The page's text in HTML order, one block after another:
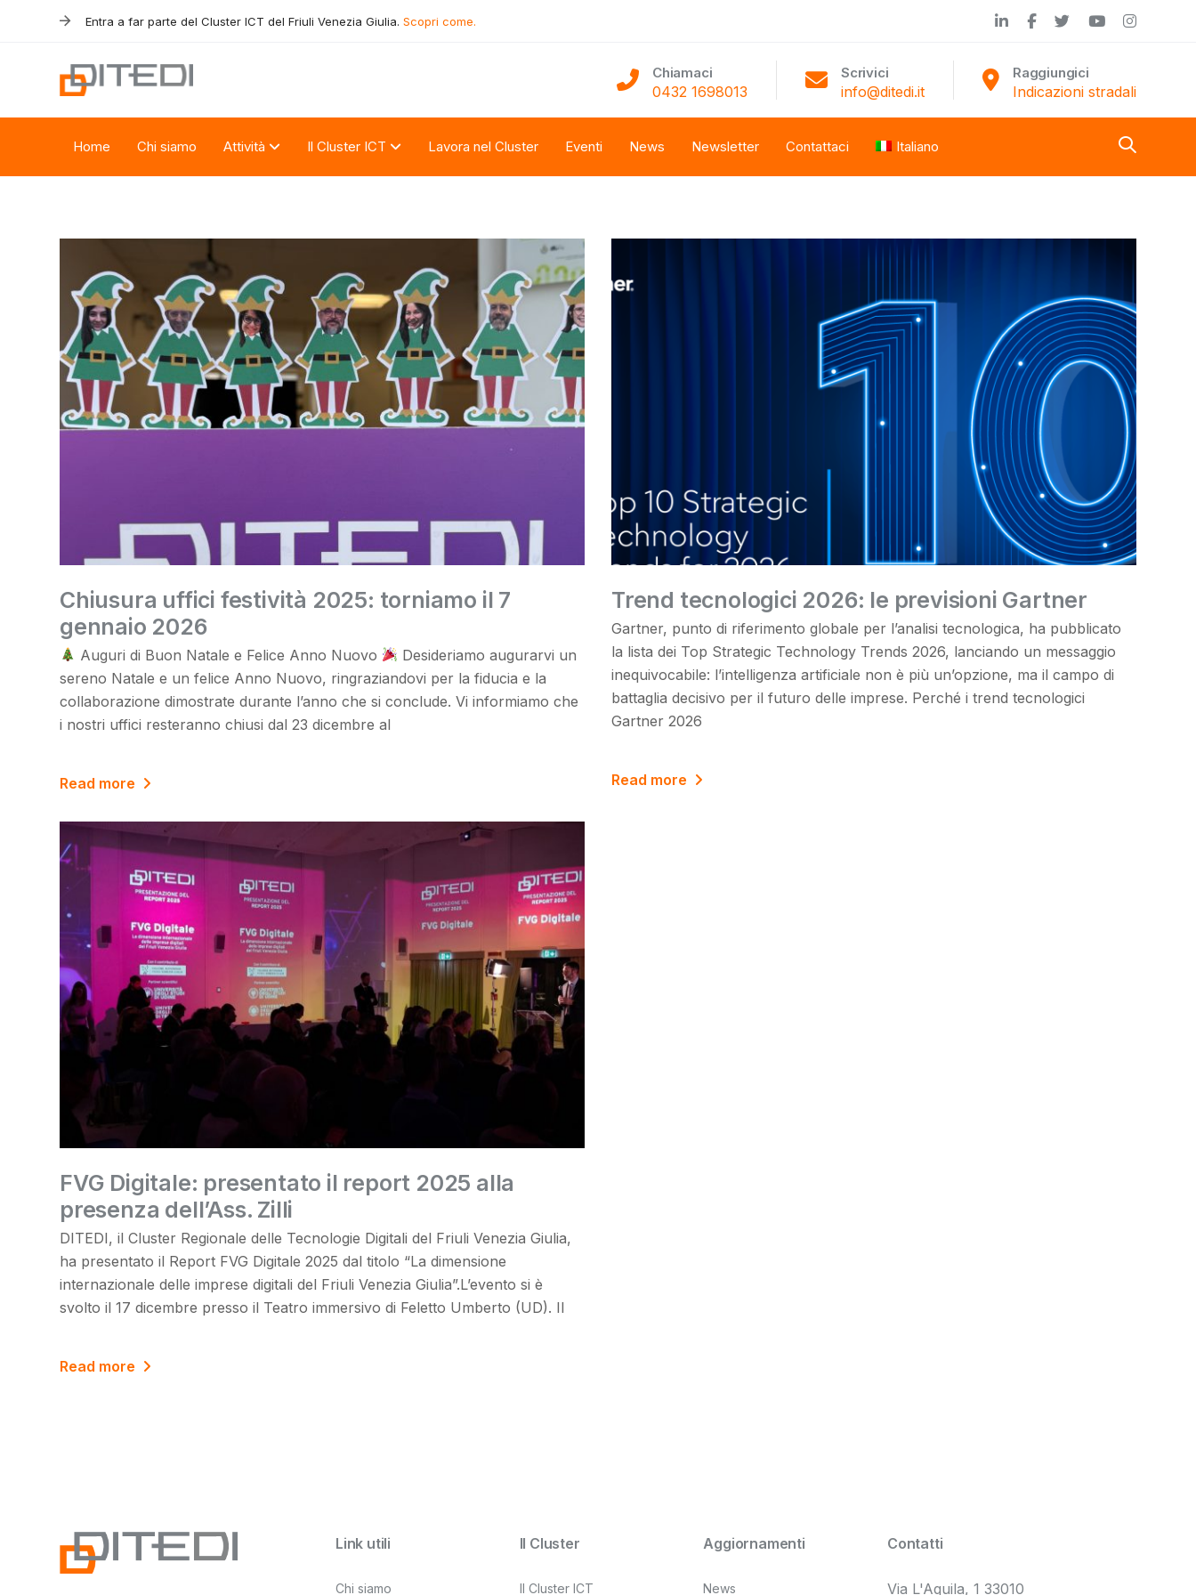
navigation
Entra a far parte del Cluster ICT del Friuli Venezia Giulia. Scopri come.
Chiamaci
0432 1698013
Scrivici
info@ditedi.it
Raggiungici
Indicazioni stradali
Home Chi siamo Attività Il Cluster ICT Lavora nel Cluster Eventi News Newsletter Contattaci Italiano
Chiusura uffici festività 2025: torniamo il 7
gennaio 2026
Auguri di Buon Natale e Felice Anno Nuovo
Desideriamo augurarvi un
sereno Natale e un felice Anno Nuovo, ringraziandovi per la fiducia e la
collaborazione dimostrate durante l’anno che si conclude. Vi informiamo che
i nostri uffici resteranno chiusi dal 23 dicembre al
Read more
Trend tecnologici 2026: le previsioni Gartner
Gartner, punto di riferimento globale per l’analisi tecnologica, ha pubblicato
la lista dei Top Strategic Technology Trends 2026, lanciando un messaggio
inequivocabile: l’intelligenza artificiale non è più un’opzione, ma il campo di
battaglia decisivo per il futuro delle imprese. Perché i trend tecnologici
Gartner 2026
Read more
FVG Digitale: presentato il report 2025 alla
presenza dell’Ass. Zilli
DITEDI, il Cluster Regionale delle Tecnologie Digitali del Friuli Venezia Giulia,
ha presentato il Report FVG Digitale 2025 dal titolo “La dimensione
internazionale delle imprese digitali del Friuli Venezia Giulia”.L’evento si è
svolto il 17 dicembre presso il Teatro immersivo di Feletto Umberto (UD). Il
Read more
Link utili
Chi siamo
Il Cluster
Il Cluster ICT
Aggiornamenti
News
Contatti
Via L'Aquila, 1 33010